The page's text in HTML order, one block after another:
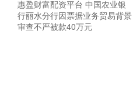
惠盈财富配资平台 中国农业银
行丽水分行因票据业务贸易背景
审查不严被款40万元